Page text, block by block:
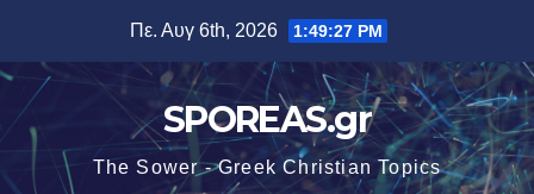
περιεχόμενο
Πε. Αυγ 6th, 2026 1:49:28 PM
SPOREAS.gr
The Sower - Greek Christian Topics